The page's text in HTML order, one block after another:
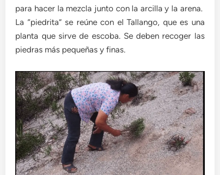
para hacer la mezcla junto con la arcilla y la arena.
La “piedrita” se reúne con el Tallango, que es una
planta que sirve de escoba. Se deben recoger las
piedras más pequeñas y finas.